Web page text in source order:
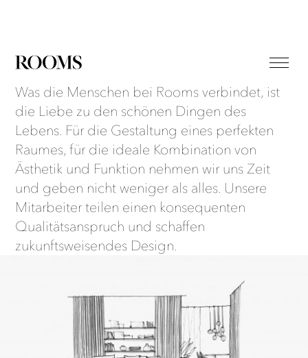
Was die Menschen bei Rooms verbindet, ist
die Liebe zu den schönen Dingen des
Lebens. Für die Gestaltung eines perfekten
Raumes, für die ideale Kombination von
Ästhetik und Funktion nehmen wir uns Zeit
und geben nicht weniger als alles. Unsere
Mitarbeiter teilen einen konsequenten
Qualitätsanspruch und schaffen
zukunftsweisendes Design.